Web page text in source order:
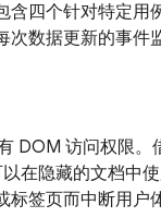
含四个针对特定用
数据更新的事件
DOM 访问权限。
在隐藏的文档中
签页而中断用户